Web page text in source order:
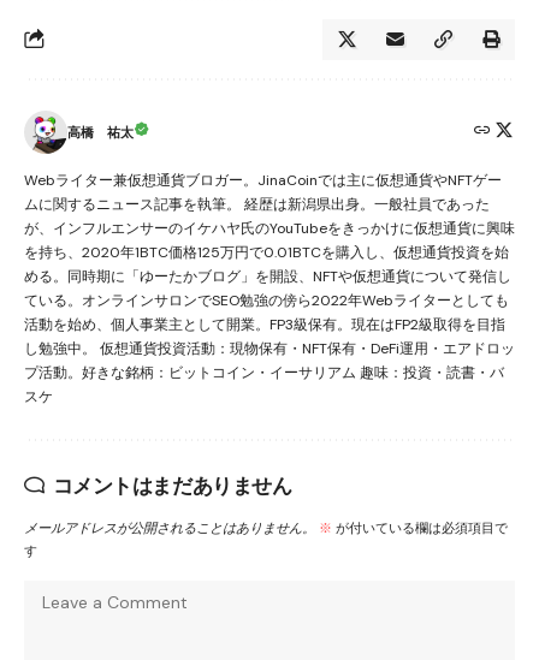
高橋 祐太
Webライター兼仮想通貨ブロガー。JinaCoinでは主に仮想通貨やNFTゲー
ムに関するニュース記事を執筆。 経歴は新潟県出身。一般社員であった
が、インフルエンサーのイケハヤ氏のYouTubeをきっかけに仮想通貨に興味
を持ち、2020年1BTC価格125万円で0.01BTCを購入し、仮想通貨投資を始
める。同時期に「ゆーたかブログ」を開設、NFTや仮想通貨について発信し
ている。オンラインサロンでSEO勉強の傍ら2022年Webライターとしても
活動を始め、個人事業主として開業。FP3級保有。現在はFP2級取得を目指
し勉強中。 仮想通貨投資活動：現物保有・NFT保有・DeFi運用・エアドロッ
プ活動。好きな銘柄：ビットコイン・イーサリアム 趣味：投資・読書・バ
スケ
コメントはまだありません
メールアドレスが公開されることはありません。 ※ が付いている欄は必須項目で
す